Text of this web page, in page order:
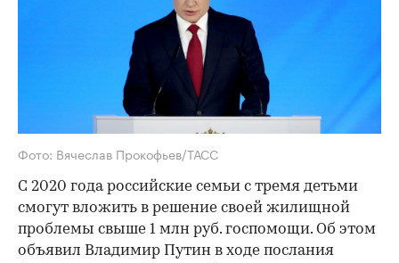
Фото: Вячеслав Прокофьев/ТАСС
С 2020 года российские семьи с тремя детьми
смогут вложить в решение своей жилищной
проблемы свыше 1 млн руб. госпомощи. Об этом
объявил Владимир Путин в ходе послания